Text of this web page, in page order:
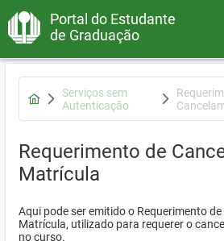
Portal do Estudante
de Graduação
Serviços sem
Autenticação
Requerimento de
Matrícula
Aqui pode ser emitido o Requerimento
Matrícula, utilizado para requerer o
no curso.